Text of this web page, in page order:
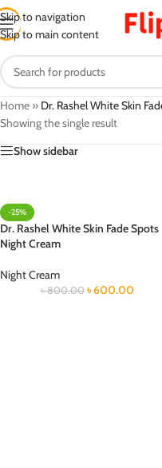
Skip to navigation
Skip to main content
Home » Dr. Rashel White Skin
Showing the single result
Show sidebar
-25%
Dr. Rashel White Skin Fade Spots
Night Cream
Night Cream
৳800.00 ৳600.00